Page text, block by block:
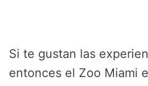
Si te gustan las
entonces el Zoo Miami